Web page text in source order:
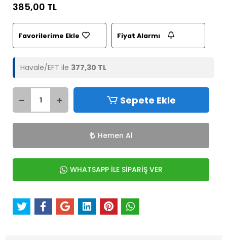
385,00 TL
Favorilerime Ekle Fiyat Alarmı
Havale/EFT ile 377,30 TL
Sepete Ekle
Hemen Al
WHATSAPP İLE SİPARİŞ VER